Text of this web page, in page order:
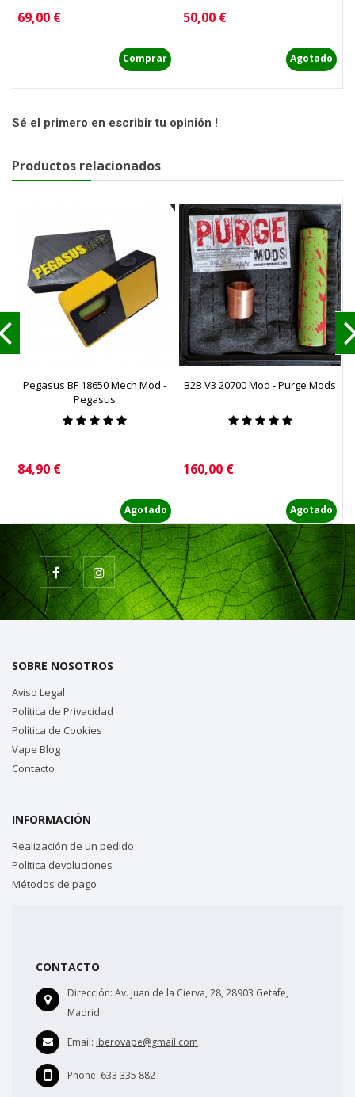
Precio
69,00 €
Comprar
Precio
50,00 €
Agotado
Sé el primero en escribir tu opinión !
Productos relacionados
Pegasus BF 18650 Mech Mod -
Pegasus
Precio
84,90 €
Agotado
B2B V3 20700 Mod - Purge Mods
Precio
160,00 €
Agotado
SOBRE NOSOTROS
Aviso Legal
Política de Privacidad
Política de Cookies
Vape Blog
Contacto
INFORMACIÓN
Realización de un pedido
Política devoluciones
Métodos de pago
CONTACTO
Dirección: Av. Juan de la Cierva, 28, 28903 Getafe,
Madrid
Email: iberovape@gmail.com
Phone: 633 335 882